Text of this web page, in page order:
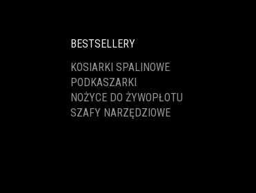
BESTSELLERY
KOSIARKI SPALINOWE
PODKASZARKI
NOŻYCE DO ŻYWOPŁOTU
SZAFY NARZĘDZIOWE